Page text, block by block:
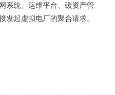
系统、运维平台、碳资产管
起虚拟电厂的聚合请求。